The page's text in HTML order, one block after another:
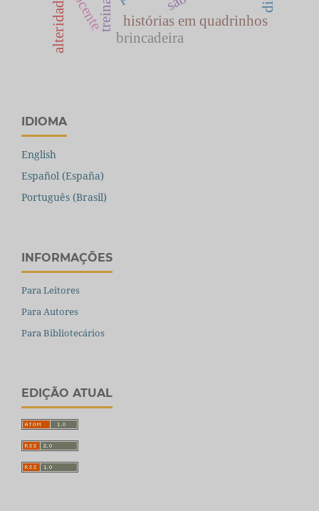
histórias em quadrinhos
brincadeira
alteridade
IDIOMA
English
Español (España)
Português (Brasil)
INFORMAÇÕES
Para Leitores
Para Autores
Para Bibliotecários
EDIÇÃO ATUAL